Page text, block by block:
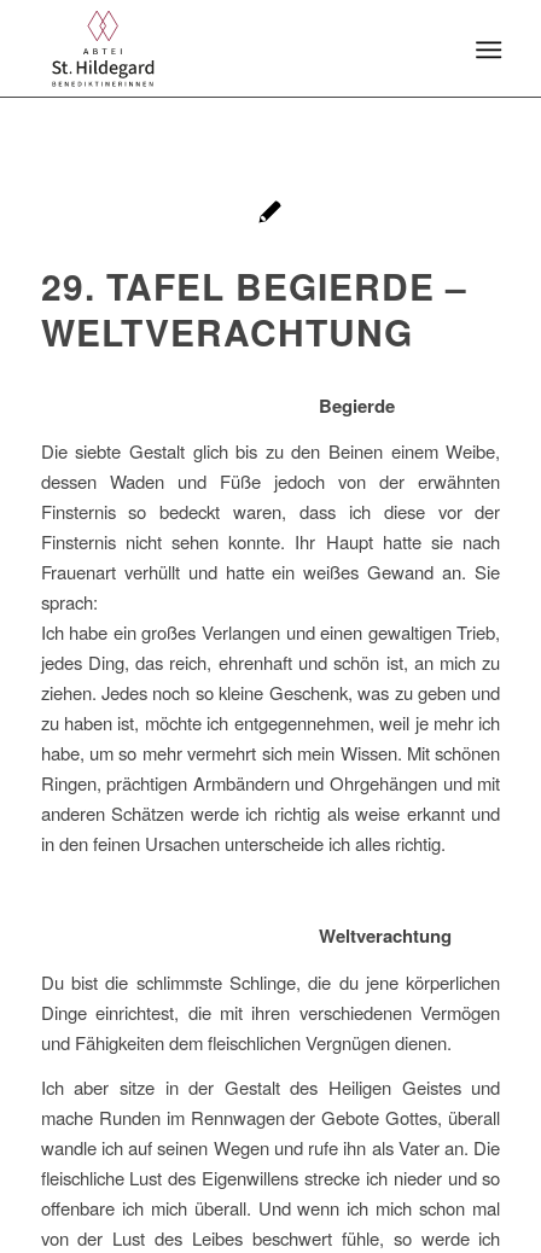
29. TAFEL BEGIERDE –
WELTVERACHTUNG
Begierde
Die siebte Gestalt glich bis zu den Beinen einem Weibe,
dessen Waden und Füße jedoch von der erwähnten
Finsternis so bedeckt waren, dass ich diese vor der
Finsternis nicht sehen konnte. Ihr Haupt hatte sie nach
Frauenart verhüllt und hatte ein weißes Gewand an. Sie
sprach:
Ich habe ein großes Verlangen und einen gewaltigen Trieb,
jedes Ding, das reich, ehrenhaft und schön ist, an mich zu
ziehen. Jedes noch so kleine Geschenk, was zu geben und
zu haben ist, möchte ich entgegennehmen, weil je mehr ich
habe, um so mehr vermehrt sich mein Wissen. Mit schönen
Ringen, prächtigen Armbändern und Ohrgehängen und mit
anderen Schätzen werde ich richtig als weise erkannt und
in den feinen Ursachen unterscheide ich alles richtig.
Weltverachtung
Du bist die schlimmste Schlinge, die du jene körperlichen
Dinge einrichtest, die mit ihren verschiedenen Vermögen
und Fähigkeiten dem fleischlichen Vergnügen dienen.
Ich aber sitze in der Gestalt des Heiligen Geistes und
mache Runden im Rennwagen der Gebote Gottes, überall
wandle ich auf seinen Wegen und rufe ihn als Vater an. Die
fleischliche Lust des Eigenwillens strecke ich nieder und so
offenbare ich mich überall. Und wenn ich mich schon mal
von der Lust des Leibes beschwert fühle, so werde ich